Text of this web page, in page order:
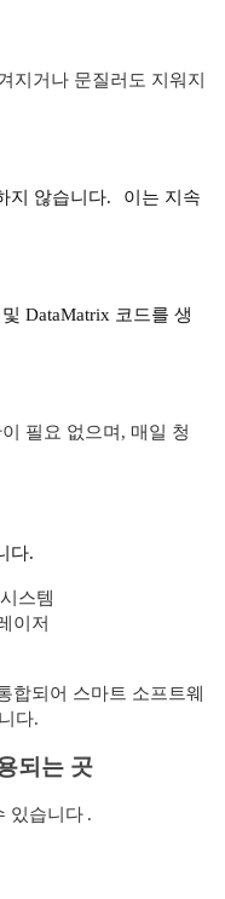
지거나 문질러도 지워지
지 않습니다.
이는 지속
DataMatrix 코드를 생
필요 없으며, 매일 청
다.
스템
이저
합되어 스마트 소프트웨
다.
되는 곳
있습니다 .